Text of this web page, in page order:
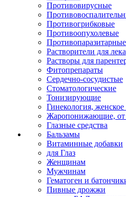
Противовирусные
Противогрибковые
Противоопухолевые
Противопаразитарные
Растворители для
Растворы для
Фитопрепараты
Сердечно-сосудистые
Стоматологические
Тонизирующие
Гинекология, женское
Жаропонижающие, от
Глазные средства
Бальзамы
Витаминные добавки
для Глаз
Женщинам
Мужчинам
Гематоген и
Пивные дрожжи